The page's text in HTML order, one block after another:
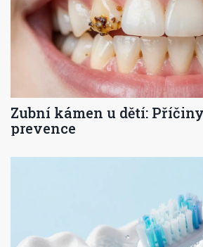
Zubní kámen u dětí:
prevence